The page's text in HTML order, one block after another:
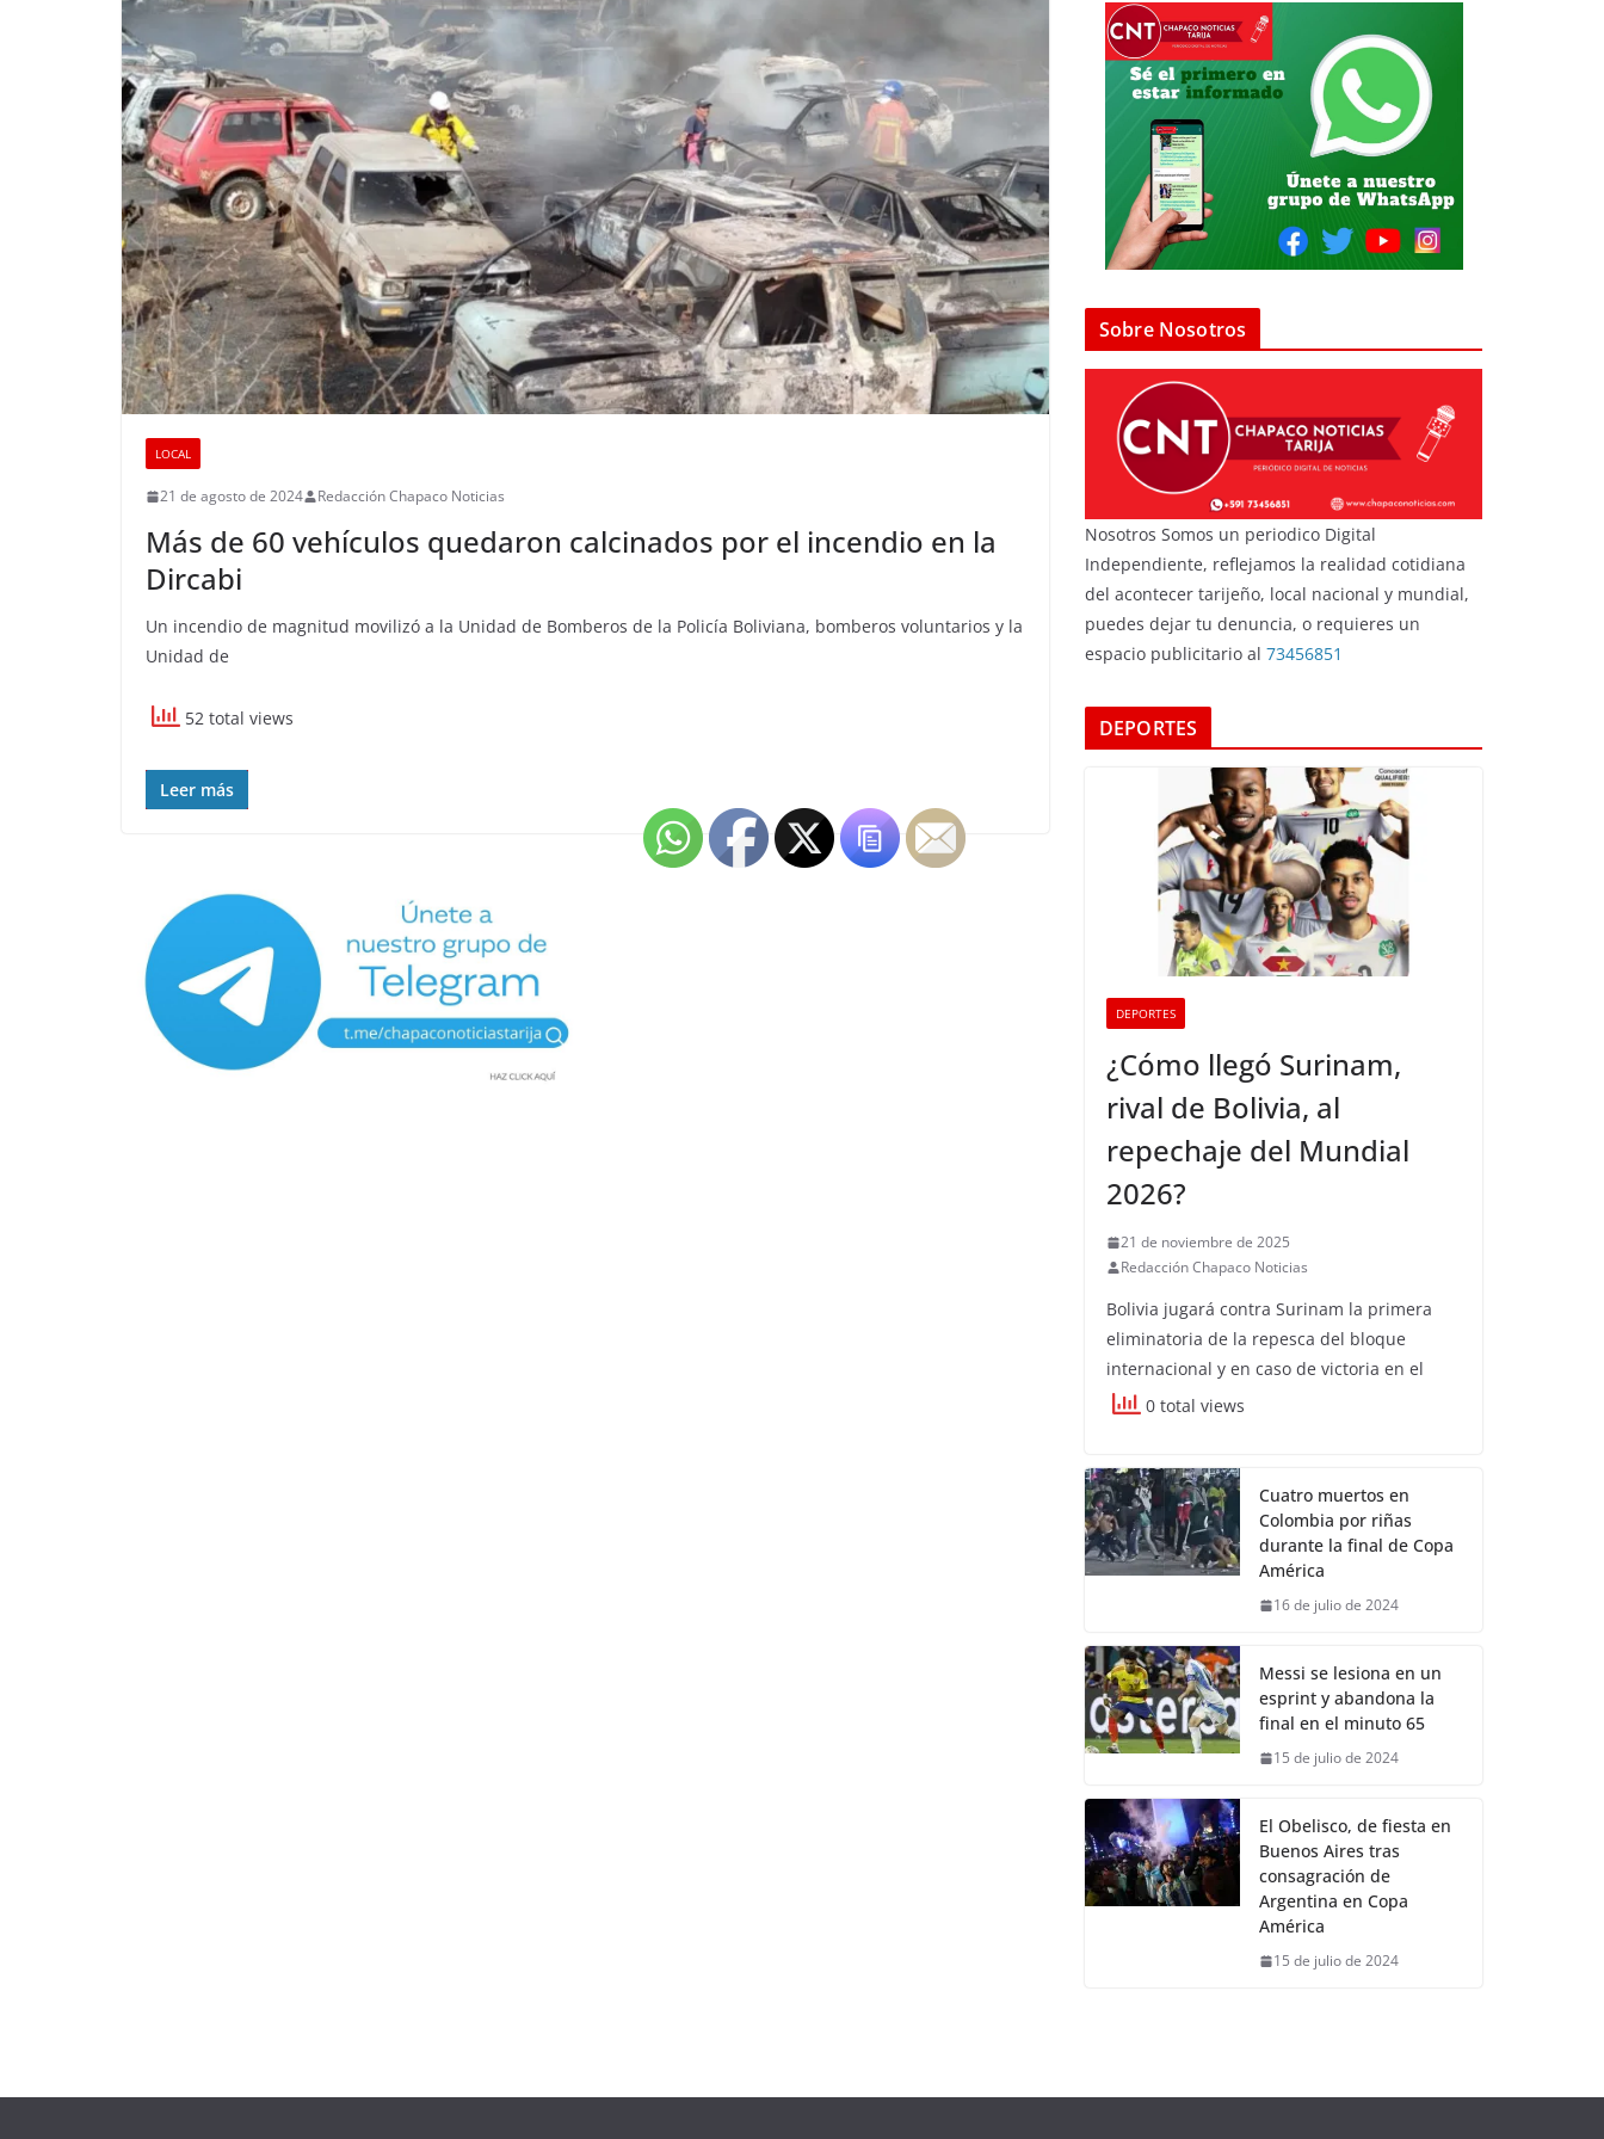
LOCAL
21 de agosto de 2024 Redacción Chapaco Noticias
Más de 60 vehículos quedaron calcinados por el incendio en la
Dircabi
Un incendio de magnitud movilizó a la Unidad de Bomberos de la Policía Boliviana, bomberos voluntarios y la
Unidad de
52 total views
Leer más
Sobre Nosotros
Nosotros Somos un periodico Digital
Independiente, reflejamos la realidad cotidiana
del acontecer tarijeño, local nacional y mundial,
puedes dejar tu denuncia, o requieres un
espacio publicitario al 73456851
DEPORTES
DEPORTES
¿Cómo llegó Surinam,
rival de Bolivia, al
repechaje del Mundial
2026?
21 de noviembre de 2025
Redacción Chapaco Noticias
Bolivia jugará contra Surinam la primera
eliminatoria de la repesca del bloque
internacional y en caso de victoria en el
0 total views
Cuatro muertos en
Colombia por riñas
durante la final de Copa
América
16 de julio de 2024
Messi se lesiona en un
esprint y abandona la
final en el minuto 65
15 de julio de 2024
El Obelisco, de fiesta en
Buenos Aires tras
consagración de
Argentina en Copa
América
15 de julio de 2024